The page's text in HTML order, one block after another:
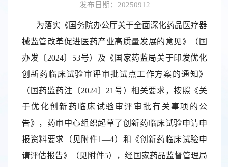
发布日期：20250912
为落实《国务院办公厅关于全面深化药品医疗器
械监管改革促进医药产业高质量发展的意见》（国
办发〔2024〕53号）及《国家药监局关于印发优化
创新药临床试验审评审批试点工作方案的通知》
（国药监药注〔2024〕21号）相关要求，按照《关
于优化创新药临床试验审评审批有关事项的公
告》，药审中心组织起草了创新药临床试验申请申
报资料要求（见附件1—4）和《创新药临床试验申
请评估报告》（见附件5），经国家药品监督管理局